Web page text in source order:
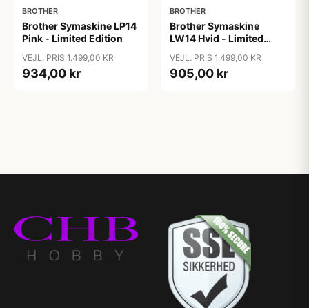
BROTHER
Brother Symaskine LP14
Pink - Limited Edition
VEJL. PRIS 1.499,00 KR
934,00 kr
BROTHER
Brother Symaskine
LW14 Hvid - Limited
VEJL. PRIS 1.499,00 KR
905,00 kr